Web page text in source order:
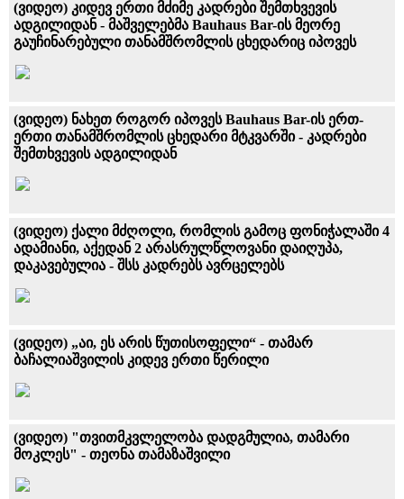
(ვიდეო) კიდევ ერთი მძიმე კადრები შემთხვევის
ადგილიდან - მაშველებმა Bauhaus Bar-ის მეორე
გაუჩინარებული თანამშრომლის ცხედარიც იპოვეს
(ვიდეო) ნახეთ როგორ იპოვეს Bauhaus Bar-ის ერთ-
ერთი თანამშრომლის ცხედარი მტკვარში - კადრები
შემთხვევის ადგილიდან
(ვიდეო) ქალი მძღოლი, რომლის გამოც ფონიჭალაში 4
ადამიანი, აქედან 2 არასრულწლოვანი დაიღუპა,
დაკავებულია - შსს კადრებს ავრცელებს
(ვიდეო) „აი, ეს არის წუთისოფელი“ - თამარ
ბაჩალიაშვილის კიდევ ერთი წერილი
(ვიდეო) "თვითმკვლელობა დადგმულია, თამარი
მოკლეს" - თეონა თამაზაშვილი